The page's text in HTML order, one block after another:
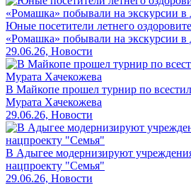
Юные посетители летнего
«Ромашка» побывали на экскурсии в
29.06.26, Новости
В Майкопе прошел турнир по
Мурата Хачекожева
29.06.26, Новости
В Адыгее модернизируют
нацпроекту "Семья"
29.06.26, Новости